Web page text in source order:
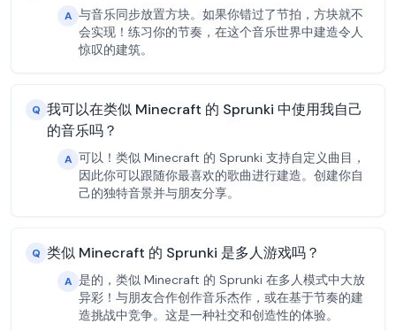
A 与音乐同步放置方块。如果你错过了节拍，方块就不
会实现！练习你的节奏，在这个音乐世界中建造令人
惊叹的建筑。
Q 我可以在类似 Minecraft 的 Sprunki 中使用我自己
的音乐吗？
A 可以！类似 Minecraft 的 Sprunki 支持自定义曲目，
因此你可以跟随你最喜欢的歌曲进行建造。创建你自
己的独特音景并与朋友分享。
Q 类似 Minecraft 的 Sprunki 是多人游戏吗？
A 是的，类似 Minecraft 的 Sprunki 在多人模式中大放
异彩！与朋友合作创作音乐杰作，或在基于节奏的建
造挑战中竞争。这是一种社交和创造性的体验。